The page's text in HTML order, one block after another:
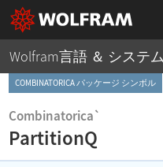
Wolfram言語 ＆ システム
COMBINATORICA パッケージ シンボル
Combinatorica`
PartitionQ